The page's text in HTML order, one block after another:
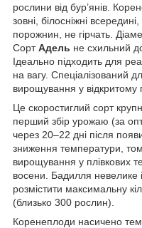
рослини від бур’янів.
зовні, білосніжні
порожнин, не гірчать.
СортАдель не схильний до
Ідеально підходить для
на вагу. Спеціалізований
вирощування у відкритому
Це скоростиглий сорт
перший збір урожаю (за
через 20–22 дні після
зниження температури,
вирощування у плівкових
восени. Бадилля невелике
розмістити максимальну
(близько 300 рослин).
Коренеплоди насичено